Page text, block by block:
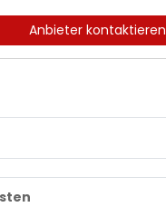
Anbieter kontaktieren